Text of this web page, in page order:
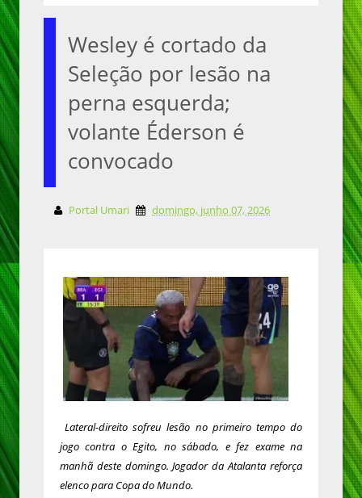
Wesley é cortado da
Seleção por lesão na
perna esquerda;
volante Éderson é
convocado
Portal Umari domingo, junho 07, 2026
Lateral-direito sofreu lesão no primeiro tempo do
jogo contra o Egito, no sábado, e fez exame na
manhã deste domingo. Jogador da Atalanta reforça
elenco para Copa do Mundo.